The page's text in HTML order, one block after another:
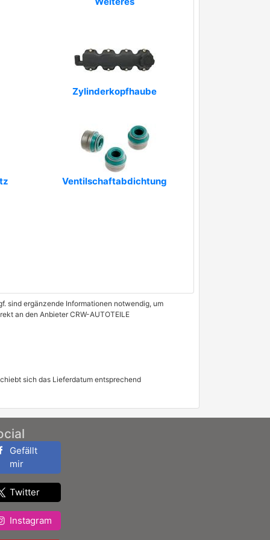
Zylinderkopfhaube
Ventilschaftabdichtung
sind ergänzende Informationen notwendig, um
an den Anbieter CRW-AUTOTEILE
sich das Lieferdatum entsprechend
Gefällt
mir
Twitter
Instagram